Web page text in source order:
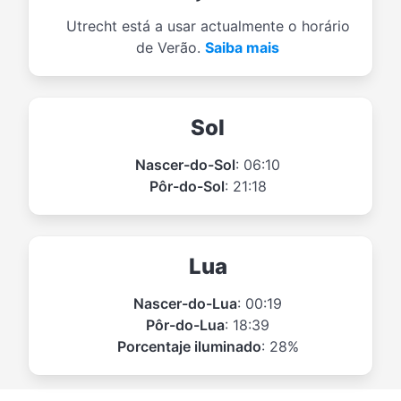
Utrecht está a usar actualmente o horário
de Verão. Saiba mais
Sol
Nascer-do-Sol: 06:10
Pôr-do-Sol: 21:18
Lua
Nascer-do-Lua: 00:19
Pôr-do-Lua: 18:39
Porcentaje iluminado: 28%